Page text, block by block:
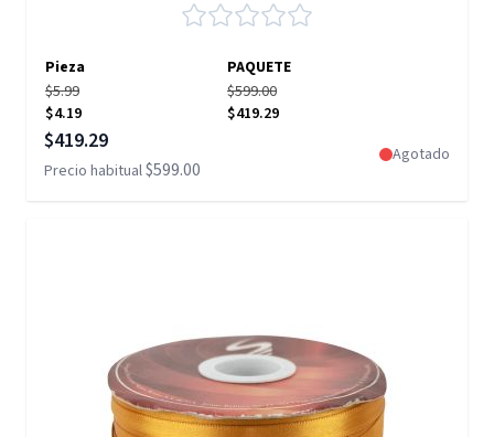
Pieza
PAQUETE
$5.99
$4.19
$599.00
$419.29
Precio especial
$419.29
Precio habitual$599.00
Agotado